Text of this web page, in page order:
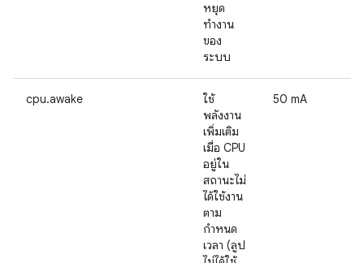
หยุด
ทำงาน
ของ
ระบบ
cpu.awake
ใช้
พลังงาน
เพิ่มเติม
เมื่อ CPU
อยู่ใน
สถานะไม่
ได้ใช้งาน
ตาม
กำหนด
เวลา (ลูป
50 mA